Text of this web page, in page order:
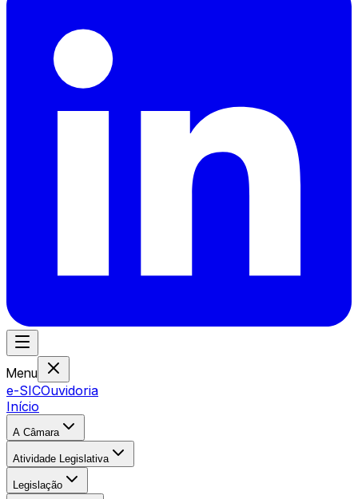
Menu
e-SICOuvidoria
Início
A Câmara
Atividade Legislativa
Legislação